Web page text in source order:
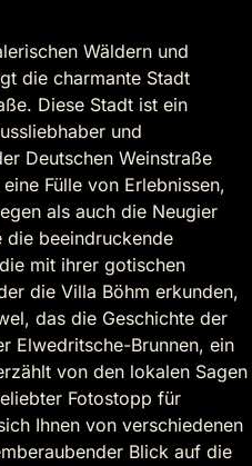
Wäldern und
die charmante Stadt
Diese Stadt ist ein
und
Deutschen Weinstraße
Fülle von Erlebnissen,
als auch die Neugier
die beeindruckende
mit ihrer gotischen
die Villa Böhm erkunden,
das die Geschichte der
Elwedritsche-Brunnen, ein
von den lokalen Sagen
Fotostopp für
Ihnen von verschiedenen
Blick auf die